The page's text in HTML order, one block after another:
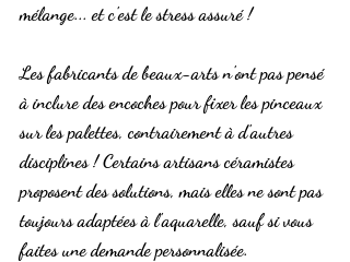
mélange... et c'est le stress assuré !
Les fabricants de beaux-arts n'ont pas pensé
à inclure des encoches pour fixer les pinceaux
sur les palettes, contrairement à d'autres
disciplines ! Certains artisans céramistes
proposent des solutions, mais elles ne sont pas
toujours adaptées à l'aquarelle, sauf si vous
faites une demande personnalisée.